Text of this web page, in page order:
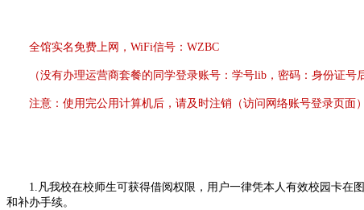
全馆实名免费上网，WiFi信号：WZBC
（没有办理运营商套餐的同学登录账号：学号lib，密码：身份证号后
注意：使用完公用计算机后，请及时注销（访问网络账号登录页面）
1.凡我校在校师生可获得借阅权限，用户一律凭本人有效校园卡在图
和补办手续。